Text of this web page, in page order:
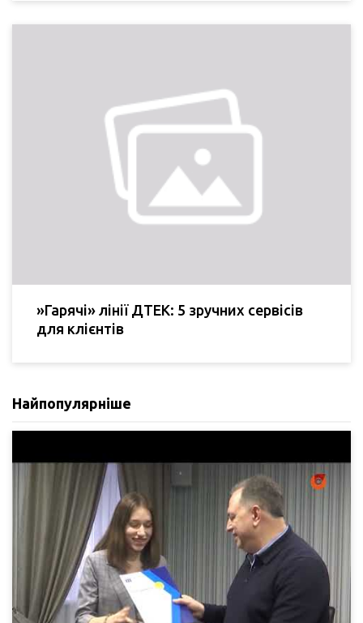
»Гарячі» лінії ДТЕК: 5 зручних сервісів
для клієнтів
Найпопулярніше